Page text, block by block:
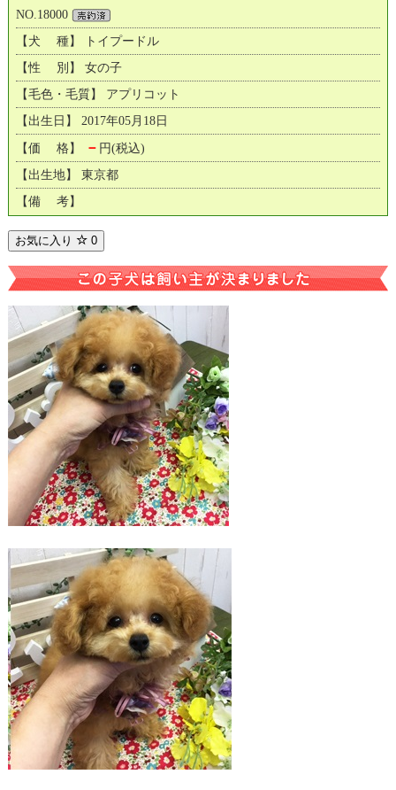
NO.18000
【犬 種】 トイプードル
【性 別】 女の子
【毛色・毛質】 アプリコット
【出生日】 2017年05月18日
【価 格】 － 円(税込)
【出生地】 東京都
【備 考】
お気に入り 0